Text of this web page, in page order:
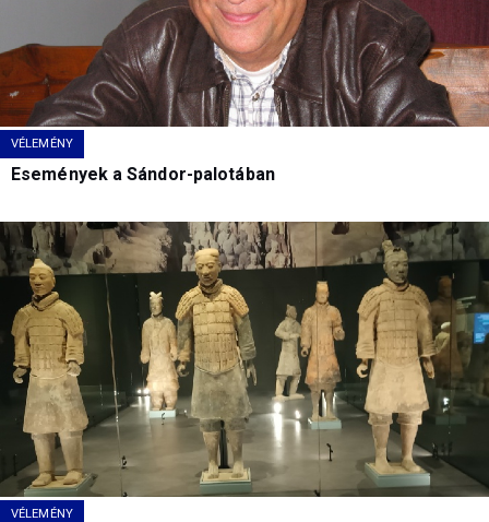
VÉLEMÉNY
Események a Sándor-palotában
VÉLEMÉNY